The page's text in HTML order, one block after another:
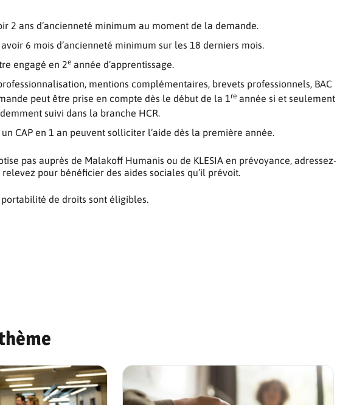
2 ans d’ancienneté minimum au moment de la demande.
6 mois d’ancienneté minimum sur les 18 derniers mois.
engagé en 2e année d’apprentissage.
mentions complémentaires, brevets professionnels, BAC
peut être prise en compte dès le début de la 1re année si et seulement
suivi dans la branche HCR.
CAP en 1 an peuvent solliciter l’aide dès la première année.
pas auprès de Malakoff Humanis ou de KLESIA en prévoyance, adressez-
pour bénéficier des aides sociales qu’il prévoit.
de droits sont éligibles.